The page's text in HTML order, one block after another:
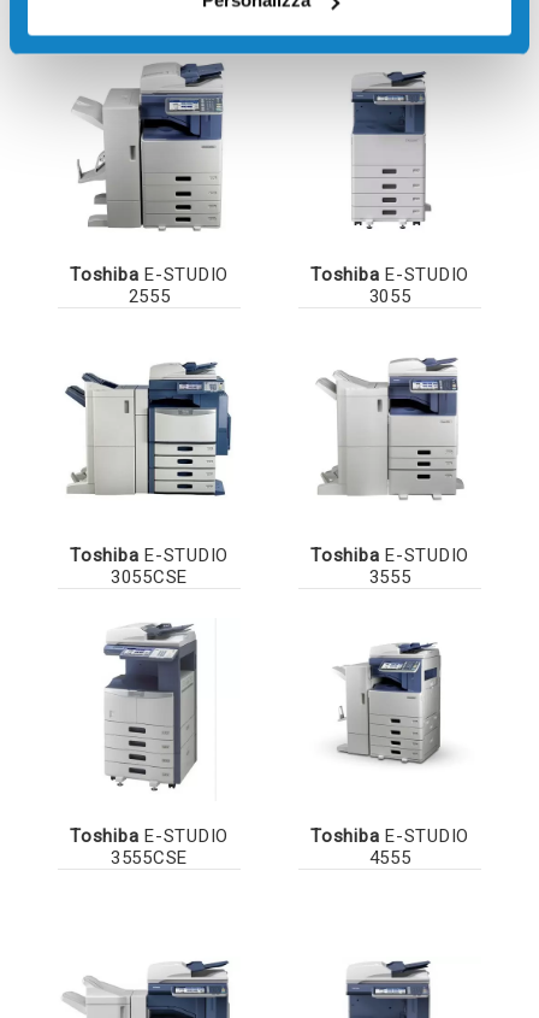
Toshiba E-STUDIO
2555
Toshiba E-STUDIO
3055
Toshiba E-STUDIO
3055CSE
Toshiba E-STUDIO
3555
Toshiba E-STUDIO
3555CSE
Toshiba E-STUDIO
4555